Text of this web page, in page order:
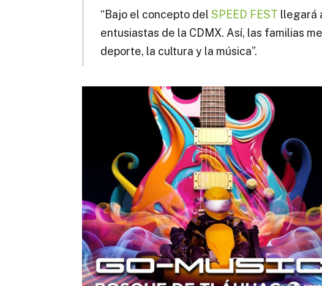
“Bajo el concepto del SPEED FEST llegará
entusiastas de la CDMX. Así, las familias
deporte, la cultura y la música”.